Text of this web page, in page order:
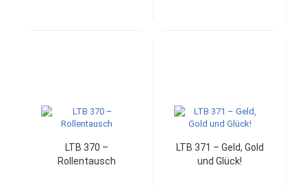
LTB 370 –
Rollentausch
LTB 371 – Geld, Gold
und Glück!